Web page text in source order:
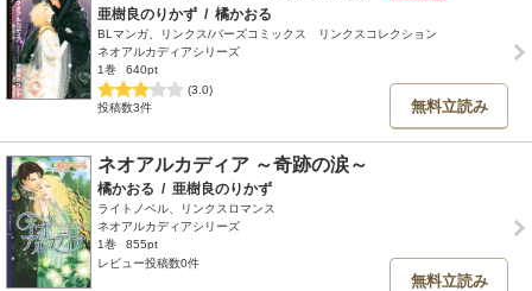
亜樹良のりかず / 橘かおる
BLマンガ、リンクス/バーズコミックス リンクスコレクション
ネオアルカディアシリーズ
1巻
640pt
(3.0)
投稿数3件
無料立読み
ネオアルカディア ～奇跡の涙～
橘かおる / 亜樹良のりかず
ライトノベル、リンクスロマンス
ネオアルカディアシリーズ
1巻
855pt
レビュー投稿数0件
無料立読み